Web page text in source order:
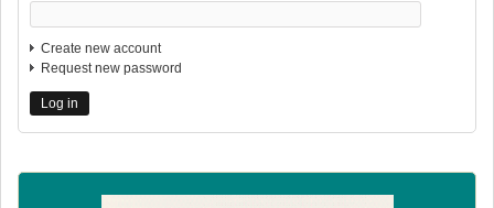
Create new account
Request new password